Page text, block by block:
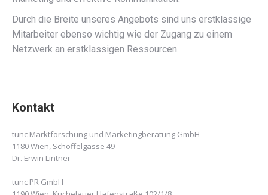
Durch die Breite unseres Angebots sind uns erstklassige
Mitarbeiter ebenso wichtig wie der Zugang zu einem
Netzwerk an erstklassigen Ressourcen.
Kontakt
tunc Marktforschung und Marketingberatung GmbH
1180 Wien, Schöffelgasse 49
Dr. Erwin Lintner
tunc PR GmbH